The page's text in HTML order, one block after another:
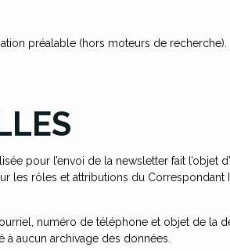
préalable (hors moteurs de
pour l’envoi de la newsletter fait l’objet
les rôles et attributions du Correspondant
numéro de téléphone et objet de la
aucun archivage des données.